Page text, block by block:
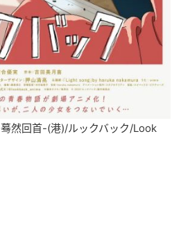
首-(港)/ルックバック/Look